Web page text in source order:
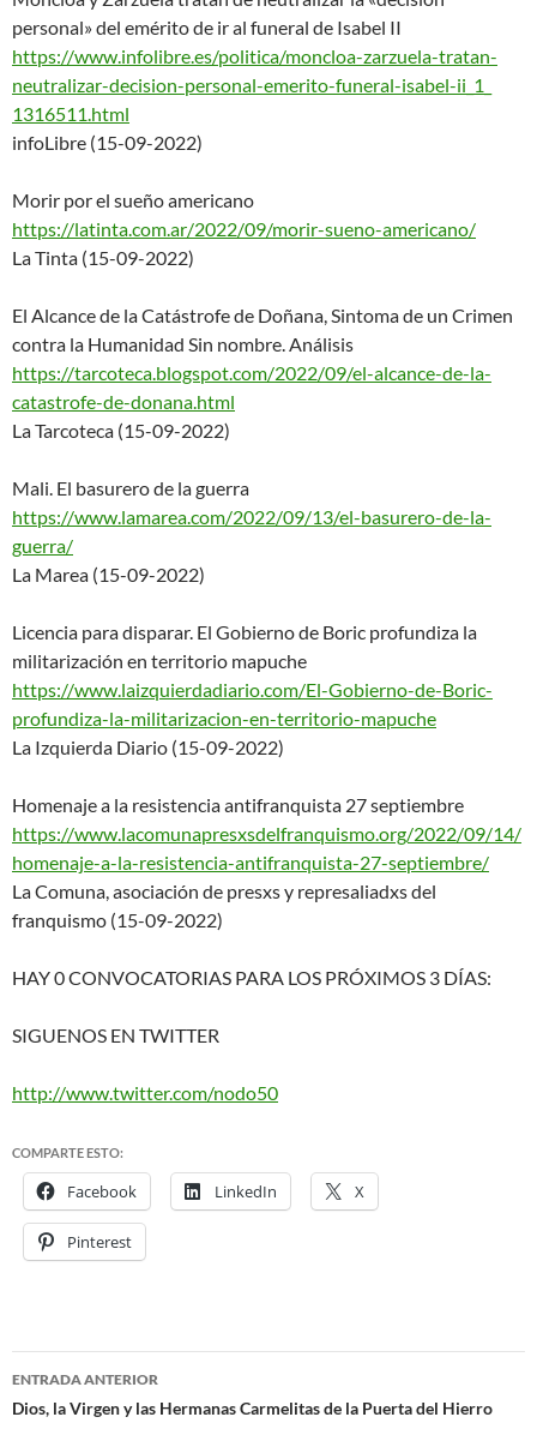
personal» del emérito de ir al funeral de Isabel II
https://www.infolibre.es/politica/moncloa-zarzuela-tratan-
neutralizar-decision-personal-emerito-funeral-isabel-ii_1_
1316511.html
infoLibre (15-09-2022)
Morir por el sueño americano
https://latinta.com.ar/2022/09/morir-sueno-americano/
La Tinta (15-09-2022)
El Alcance de la Catástrofe de Doñana, Sintoma de un Crimen
contra la Humanidad Sin nombre. Análisis
https://tarcoteca.blogspot.com/2022/09/el-alcance-de-la-
catastrofe-de-donana.html
La Tarcoteca (15-09-2022)
Mali. El basurero de la guerra
https://www.lamarea.com/2022/09/13/el-basurero-de-la-
guerra/
La Marea (15-09-2022)
Licencia para disparar. El Gobierno de Boric profundiza la
militarización en territorio mapuche
https://www.laizquierdadiario.com/El-Gobierno-de-Boric-
profundiza-la-militarizacion-en-territorio-mapuche
La Izquierda Diario (15-09-2022)
Homenaje a la resistencia antifranquista 27 septiembre
https://www.lacomunapresxsdelfranquismo.org/2022/09/14/
homenaje-a-la-resistencia-antifranquista-27-septiembre/
La Comuna, asociación de presxs y represaliadxs del
franquismo (15-09-2022)
HAY 0 CONVOCATORIAS PARA LOS PRÓXIMOS 3 DÍAS:
SIGUENOS EN TWITTER
http://www.twitter.com/nodo50
COMPARTE ESTO:
Facebook LinkedIn X
Pinterest
Navegación
ENTRADA ANTERIOR
Dios, la Virgen y las Hermanas Carmelitas de la Puerta del Hierro